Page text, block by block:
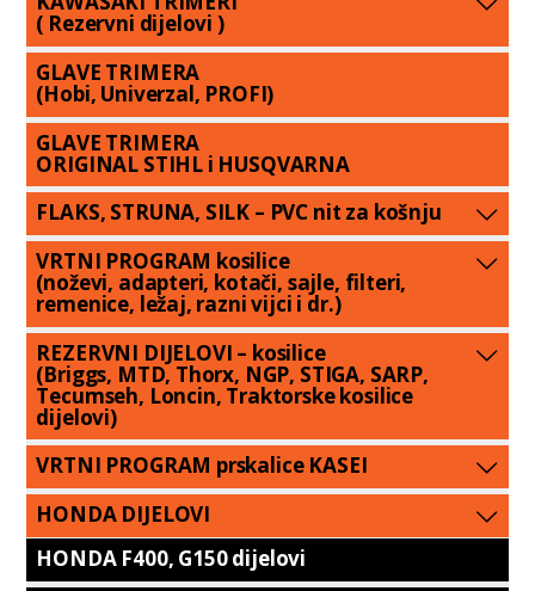
( Rezervni dijelovi )
GLAVE TRIMERA
(Hobi, Univerzal, PROFI)
GLAVE TRIMERA
ORIGINAL STIHL i HUSQVARNA
FLAKS, STRUNA, SILK – PVC nit za košnju
VRTNI PROGRAM kosilice
(noževi, adapteri, kotači, sajle, filteri,
remenice, ležaj, razni vijci i dr.)
REZERVNI DIJELOVI – kosilice
(Briggs, MTD, Thorx, NGP, STIGA, SARP,
Tecumseh, Loncin, Traktorske kosilice
dijelovi)
VRTNI PROGRAM prskalice KASEI
HONDA DIJELOVI
HONDA F400, G150 dijelovi